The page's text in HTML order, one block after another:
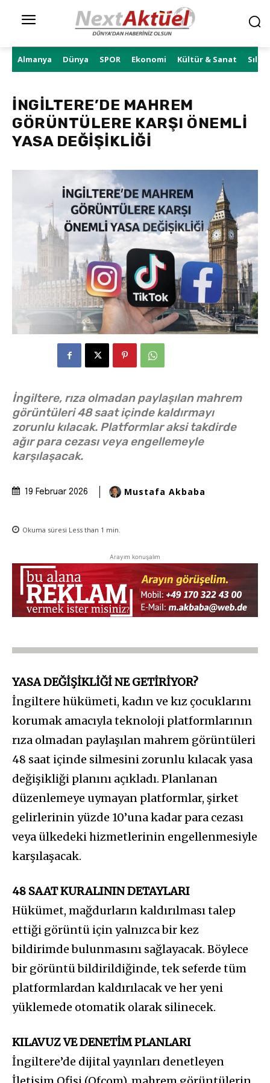
Almanya Dünya SPOR Ekonomi Kültür & Sanat Sıla
İNGİLTERE’DE MAHREM
GÖRÜNTÜLERE KARŞI ÖNEMLİ
YASA DEĞİŞİKLİĞİ
İngiltere, rıza olmadan paylaşılan mahrem
görüntüleri 48 saat içinde kaldırmayı
zorunlu kılacak. Platformlar aksi takdirde
ağır para cezası veya engellemeyle
karşılaşacak.
19 Februar 2026 Mustafa Akbaba
Okuma süresi Less than 1 min.
Arayım konuşalım
YASA DEĞİŞİKLİĞİ NE GETİRİYOR?
İngiltere hükümeti, kadın ve kız çocuklarını
korumak amacıyla teknoloji platformlarının
rıza olmadan paylaşılan mahrem görüntüleri
48 saat içinde silmesini zorunlu kılacak yasa
değişikliği planını açıkladı. Planlanan
düzenlemeye uymayan platformlar, şirket
gelirlerinin yüzde 10’una kadar para cezası
veya ülkedeki hizmetlerinin engellenmesiyle
karşılaşacak.
48 SAAT KURALININ DETAYLARI
Hükümet, mağdurların kaldırılması talep
ettiği görüntü için yalnızca bir kez
bildirimde bulunmasını sağlayacak. Böylece
bir görüntü bildirildiğinde, tek seferde tüm
platformlardan kaldırılacak ve her yeni
yüklemede otomatik olarak silinecek.
KILAVUZ VE DENETİM PLANLARI
İngiltere’de dijital yayınları denetleyen